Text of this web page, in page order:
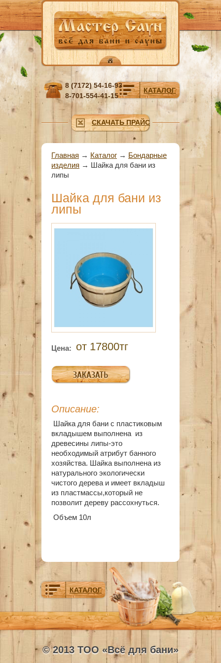
Перейти к основному содержанию
КАТАЛОГ
8 (7172) 54-16-93
8-701-554-41-15
СКАЧАТЬ ПРАЙС
Вы здесь
Главная → Каталог → Бондарные
изделия → Шайка для бани из
липы
Шайка для бани из
липы
Цена: от 17800тг
Описание:
Шайка для бани с пластиковым
вкладышем выполнена из
древесины липы-это
необходимый атрибут банного
хозяйства. Шайка выполнена из
натурального экологически
чистого дерева и имеет вкладыш
из пластмассы,который не
позволит дереву рассохнуться.
Объем 10л
КАТАЛОГ
© 2013 ТОО «Всё для бани»